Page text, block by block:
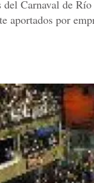
Carnaval de
aportados por